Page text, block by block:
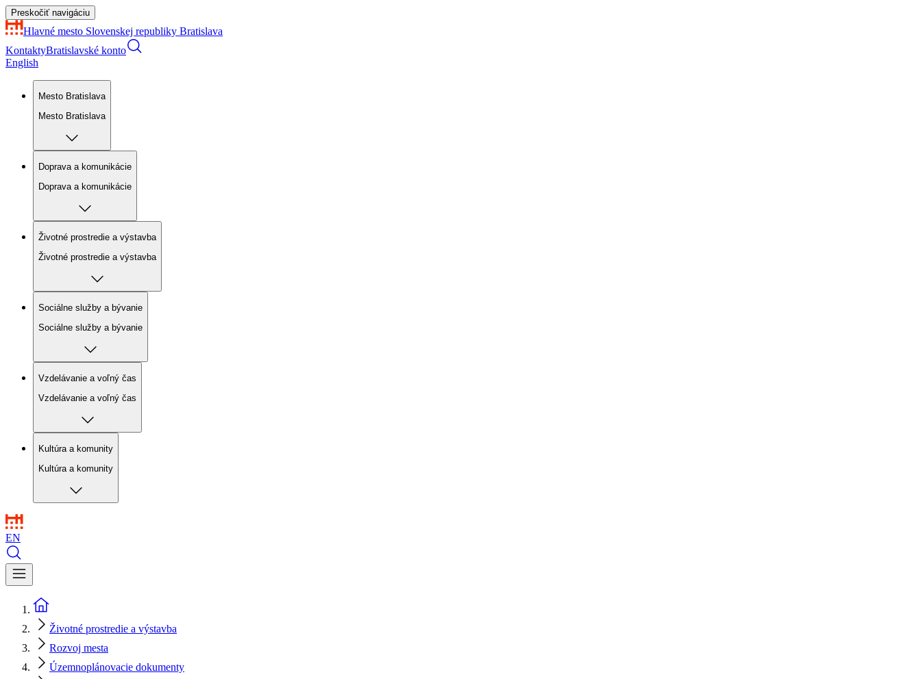
Preskočiť navigáciu
Hlavné mesto Slovenskej republiky Bratislava
KontaktyBratislavské konto
English
Mesto Bratislava
Mesto Bratislava
Doprava a komunikácie
Doprava a komunikácie
Životné prostredie a výstavba
Životné prostredie a výstavba
Sociálne služby a bývanie
Sociálne služby a bývanie
Vzdelávanie a voľný čas
Vzdelávanie a voľný čas
Kultúra a komunity
Kultúra a komunity
EN
Životné prostredie a výstavba
Rozvoj mesta
Územnoplánovacie dokumenty